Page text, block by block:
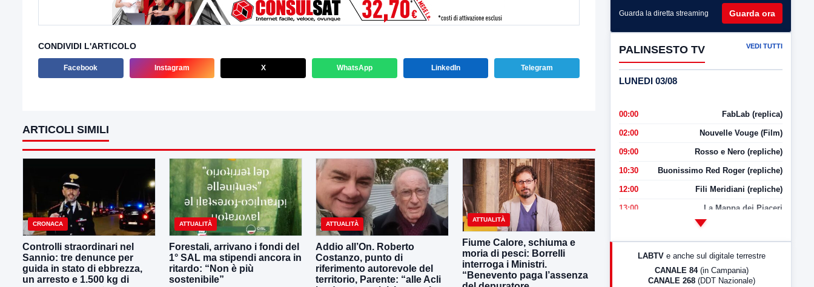
CONDIVIDI L'ARTICOLO
Facebook Instagram X WhatsApp LinkedIn Telegram
ARTICOLI SIMILI
CRONACA
Controlli straordinari nel
Sannio: tre denunce per
guida in stato di ebbrezza,
un arresto e 1.500 kg di
ATTUALITÀ
Forestali, arrivano i fondi del
1° SAL ma stipendi ancora in
ritardo: “Non è più
sostenibile”
ATTUALITÀ
Addio all’On. Roberto
Costanzo, punto di
riferimento autorevole del
territorio, Parente: “alle Acli
ATTUALITÀ
Fiume Calore, schiuma e
moria di pesci: Borrelli
interroga i Ministri.
“Benevento paga l’assenza
Guarda la diretta streaming Guarda ora
PALINSESTO TV VEDI TUTTI
LUNEDI 03/08
00:00 FabLab (replica)
02:00 Nouvelle Vouge (Film)
09:00 Rosso e Nero (repliche)
10:30 Buonissimo Red Roger (repliche)
12:00 Fili Meridiani (repliche)
13:00 La Mappa dei Piaceri
LabNews (Diretta)
LABTV e anche sul digitale terrestre
CANALE 84 (in Campania)
CANALE 268 (DDT Nazionale)